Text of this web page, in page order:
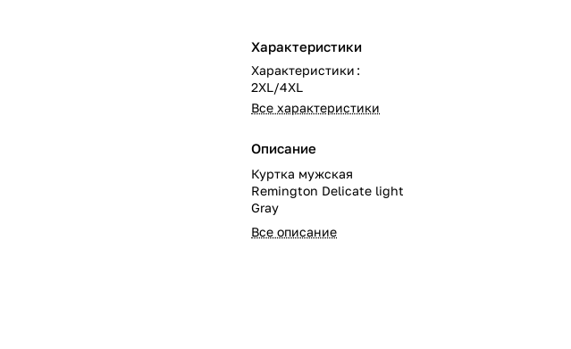
Характеристики
Характеристики :
2XL/4XL
Все характеристики
Описание
Куртка мужская
Remington Delicate light
Gray
Все описание